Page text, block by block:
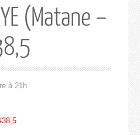
(Matane –
à 21h